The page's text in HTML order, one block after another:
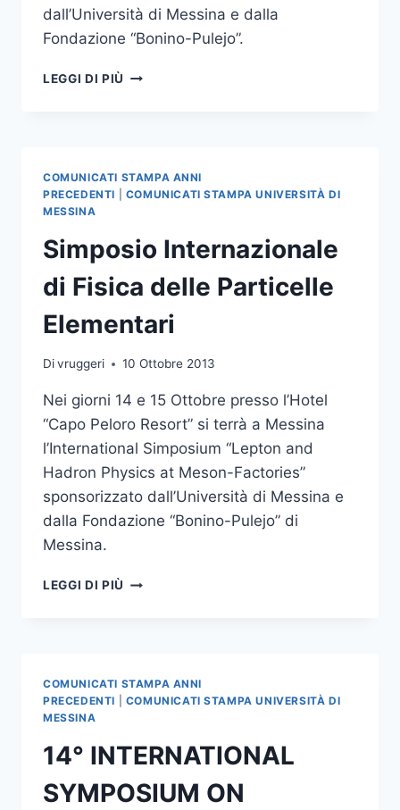
dall’Università di Messina e dalla
Fondazione “Bonino-Pulejo”.
LEGGI DI PIÙ SIMPOSIO
COMUNICATI STAMPA ANNI
PRECEDENTI
COMUNICATI STAMPA UNIVERSITÀ DI
MESSINA
Simposio Internazionale
di Fisica delle Particelle
Elementari
Divruggeri 10 Ottobre 2013
Nei giorni 14 e 15 Ottobre presso l’Hotel
“Capo Peloro Resort” si terrà a Messina
l’International Simposium “Lepton and
Hadron Physics at Meson-Factories”
sponsorizzato dall’Università di Messina e
dalla Fondazione “Bonino-Pulejo” di
Messina.
LEGGI DI PIÙ SIMPOSIO
ELEMENTARI
COMUNICATI STAMPA ANNI
PRECEDENTI
COMUNICATI STAMPA UNIVERSITÀ DI
MESSINA
14° INTERNATIONAL
SYMPOSIUM ON